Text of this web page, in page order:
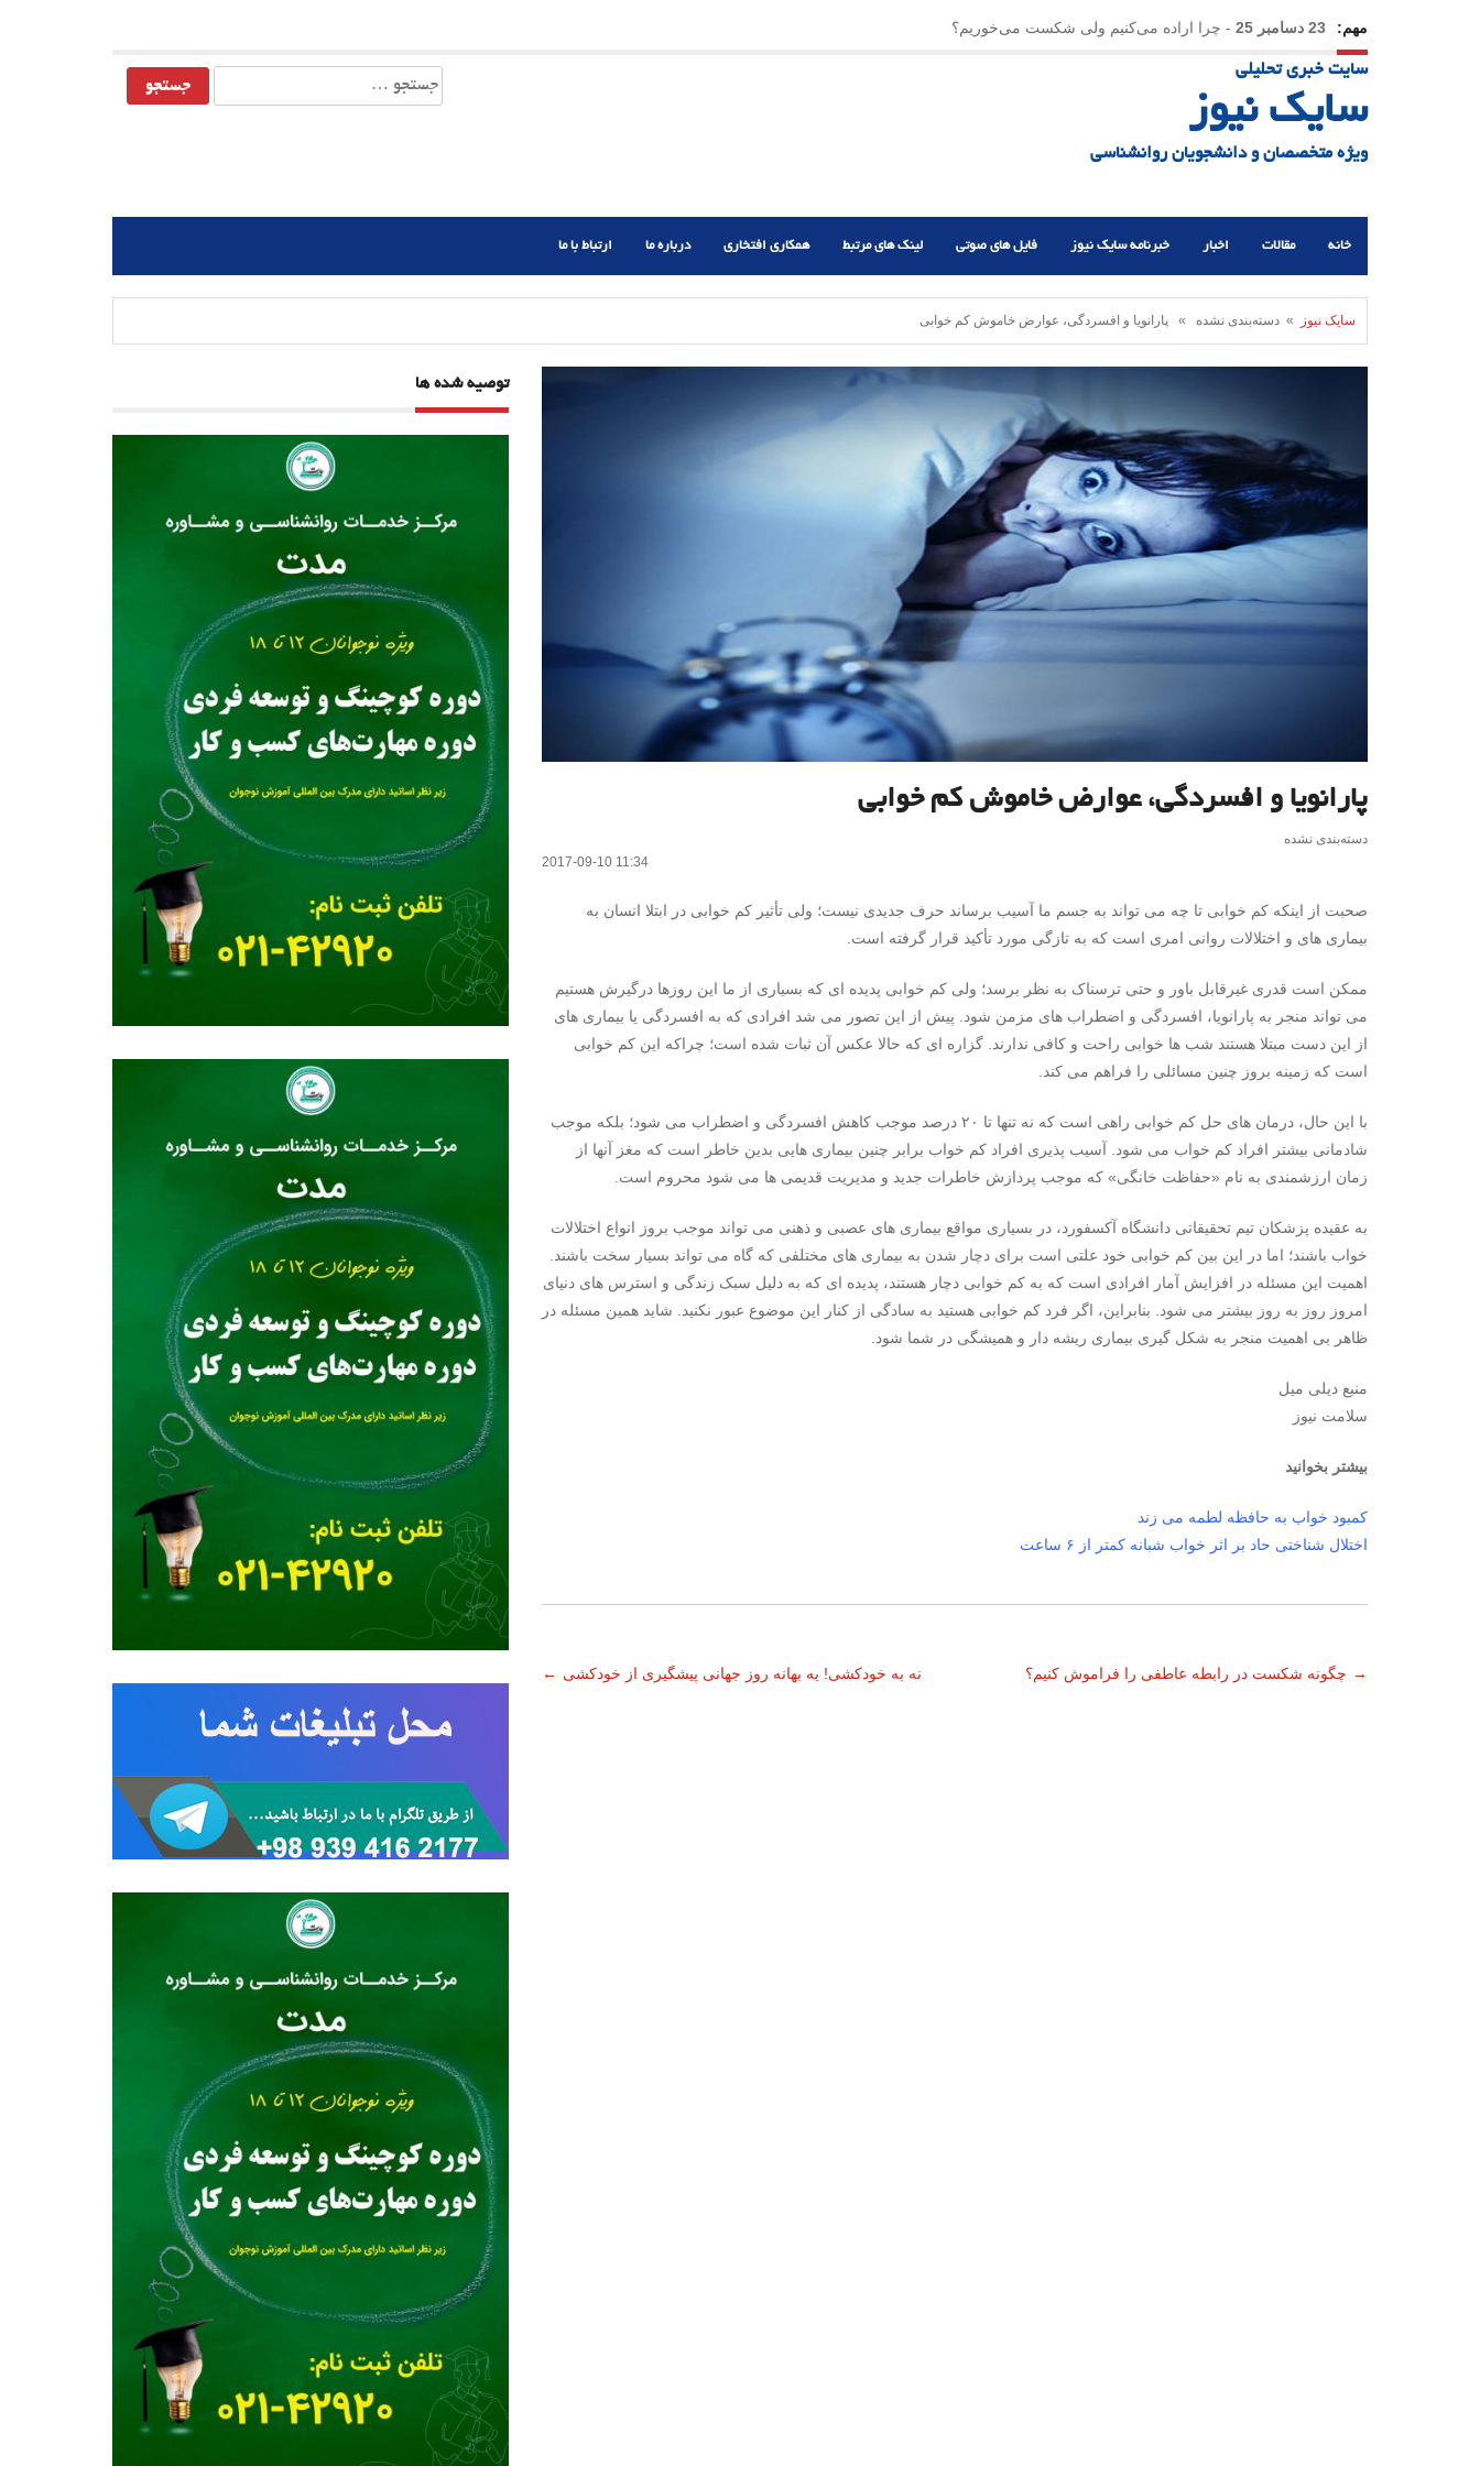
مهم: 23 دسامبر 25 - چرا اراده می‌کنیم ولی شکست می‌خوریم؟
21 دسامبر 25
سایت خبری تحلیلی
سایک نیوز
ویژه متخصصان و دانشجویان روانشناسی
جستجو
برای:
خانه مقالات اخبار خبرنامه سایک نیوز فایل های صوتی لینک های مرتبط همکاری افتخاری درباره ما ارتباط با ما
سایک نیوز » دسته‌بندی نشده » پارانویا و افسردگی، عوارض خاموش کم خوابی‎
پارانویا و افسردگی، عوارض خاموش کم خوابی‎
دسته‌بندی نشده
2017-09-10 11:34
صحبت از اینکه کم خوابی تا چه می تواند به جسم ما آسیب برساند حرف جدیدی نیست؛ ولی تأثیر کم خوابی در ابتلا انسان به
بیماری های و اختلالات روانی امری است که به تازگی مورد تأکید قرار گرفته است.
ممکن است قدری غیرقابل باور و حتی ترسناک به نظر برسد؛ ولی کم خوابی پدیده ای که بسیاری از ما این روزها درگیرش هستیم
می تواند منجر به پارانویا، افسردگی و اضطراب های مزمن شود. پیش از این تصور می شد افرادی که به افسردگی یا بیماری های
از این دست مبتلا هستند شب ها خوابی راحت و کافی ندارند. گزاره ای که حالا عکس آن ثبات شده است؛ چراکه این کم خوابی
است که زمینه بروز چنین مسائلی را فراهم می کند.
با این حال، درمان های حل کم خوابی راهی است که نه تنها تا ۲۰ درصد موجب کاهش افسردگی و اضطراب می شود؛ بلکه موجب
شادمانی بیشتر افراد کم خواب می شود. آسیب پذیری افراد کم خواب برابر چنین بیماری هایی بدین خاطر است که مغز آنها از
زمان ارزشمندی به نام «حفاظت خانگی» که موجب پردازش خاطرات جدید و مدیریت قدیمی ها می شود محروم است.
به عقیده پزشکان تیم تحقیقاتی دانشگاه آکسفورد، در بسیاری مواقع بیماری های عصبی و ذهنی می تواند موجب بروز انواع اختلالات
خواب باشند؛ اما در این بین کم خوابی خود علتی است برای دچار شدن به بیماری های مختلفی که گاه می تواند بسیار سخت باشند.
اهمیت این مسئله در افزایش آمار افرادی است که به کم خوابی دچار هستند، پدیده ای که به دلیل سبک زندگی و استرس های دنیای
امروز روز به روز بیشتر می شود. بنابراین، اگر فرد کم خوابی هستید به سادگی از کنار این موضوع عبور نکنید. شاید همین مسئله در
ظاهر بی اهمیت منجر به شکل گیری بیماری ریشه دار و همیشگی در شما شود.
منبع دیلی میل
سلامت نیوز
بیشتر بخوانید
کمبود خواب به حافظه لطمه می زند
اختلال شناختی حاد بر اثر خواب شبانه کمتر از ۶ ساعت
ناوبری
← نه به خودکشی! به بهانه روز جهانی پیشگیری از خودکشی چگونه شکست در رابطه عاطفی را فراموش کنیم؟ →
توصیه شده ها